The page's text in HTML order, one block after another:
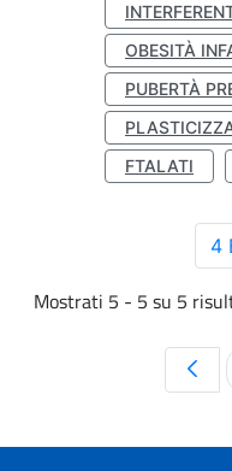
OBESITÀ
PUBERTÀ
FTALATI
4
Mostrati 5 - 5 su 5